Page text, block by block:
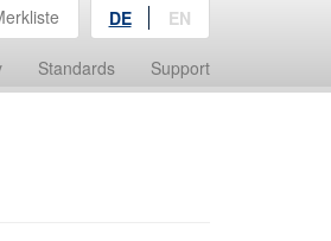
Standards Support
DE EN